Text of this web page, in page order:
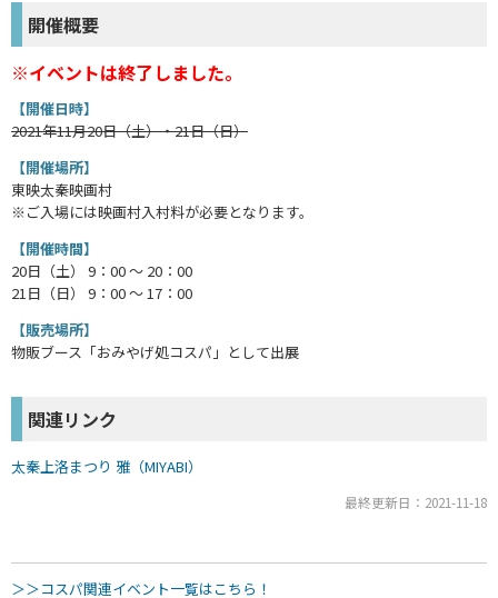
開催概要
※イベントは終了しました。
【開催日時】
2021年11月20日（土）・21日（日）
【開催場所】
東映太秦映画村
※ご入場には映画村入村料が必要となります。
【開催時間】
20日（土） 9：00 ～ 20：00
21日（日） 9：00 ～ 17：00
【販売場所】
物販ブース「おみやげ処コスパ」として出展
関連リンク
太秦上洛まつり 雅（MIYABI）
最終更新日：2021-11-18
＞＞コスパ関連イベント一覧はこちら！